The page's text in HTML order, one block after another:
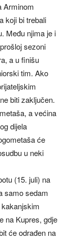
Arminom
koji bi trebali
Među njima je i
sezoni
a u finišu
tim. Ako
biti zaključen.
a većina
dijela
će
u neki
(15. juli) na
samo sedam
na Kupres, gdje
će odrađen na